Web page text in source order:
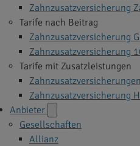
Zahnzusatzversicherung
Tarife nach Beitrag
Zahnzusatzversicherung
Zahnzusatzversicherung
Tarife mit Zusatzleistungen
Zahnzusatzversicherung
Anbieter
Gesellschaften
Allianz